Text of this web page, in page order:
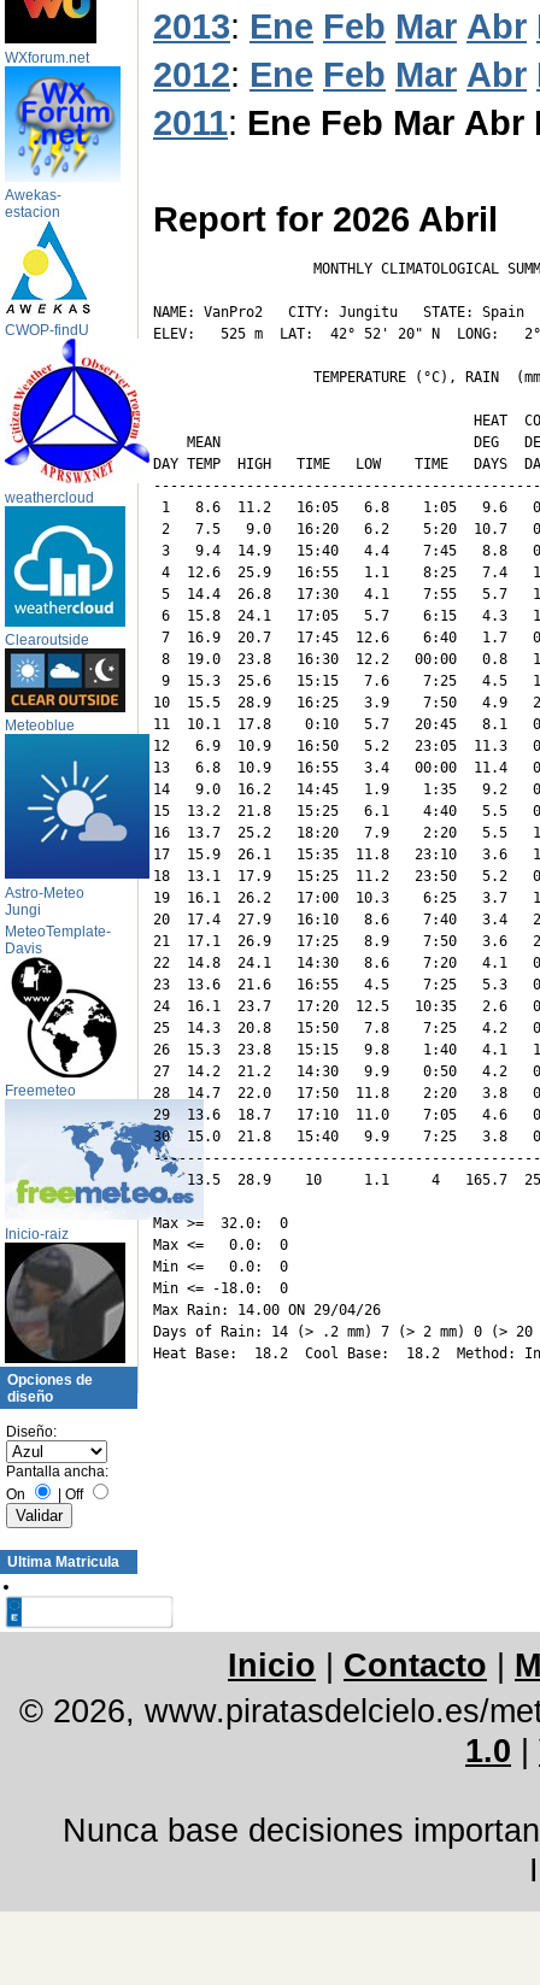
WXforum.net
Awekas-
estacion
CWOP-findU
weathercloud
Clearoutside
Meteoblue
Astro-Meteo
Jungi
MeteoTemplate-
Davis
Freemeteo
Inicio-raiz
Opciones de
diseño
Diseño:
Pantalla ancha:
On
| Off
Ultima Matricula
2013: Ene Feb Mar Abr
2012: Ene Feb Mar Abr
2011: Ene Feb Mar Abr
Report for 2026 Abril
MONTHLY CLIMATOLOGICAL
NAME: VanPro2   CITY: Jungitu   STATE: Spain
ELEV:   525 m  LAT:  42° 52' 20" N  LONG:
TEMPERATURE (°C), RAIN
HEAT
MEAN                              DEG
DAY TEMP  HIGH   TIME   LOW    TIME   DAYS
1   8.6  11.2   16:05   6.8    1:05   9.6
2   7.5   9.0   16:20   6.2    5:20  10.7
3   9.4  14.9   15:40   4.4    7:45   8.8
4  12.6  25.9   16:55   1.1    8:25   7.4
5  14.4  26.8   17:30   4.1    7:55   5.7
6  15.8  24.1   17:05   5.7    6:15   4.3
7  16.9  20.7   17:45  12.6    6:40   1.7
8  19.0  23.8   16:30  12.2   00:00   0.8
9  15.3  25.6   15:15   7.6    7:25   4.5
10  15.5  28.9   16:25   3.9    7:50   4.9
11  10.1  17.8    0:10   5.7   20:45   8.1
12   6.9  10.9   16:50   5.2   23:05  11.3
13   6.8  10.9   16:55   3.4   00:00  11.4
14   9.0  16.2   14:45   1.9    1:35   9.2
15  13.2  21.8   15:25   6.1    4:40   5.5
16  13.7  25.2   18:20   7.9    2:20   5.5
17  15.9  26.1   15:35  11.8   23:10   3.6
18  13.1  17.9   15:25  11.2   23:50   5.2
19  16.1  26.2   17:00  10.3    6:25   3.7
20  17.4  27.9   16:10   8.6    7:40   3.4
21  17.1  26.9   17:25   8.9    7:50   3.6
22  14.8  24.1   14:30   8.6    7:20   4.1
23  13.6  21.6   16:55   4.5    7:25   5.3
24  16.1  23.7   17:20  12.5   10:35   2.6
25  14.3  20.8   15:50   7.8    7:25   4.2
26  15.3  23.8   15:15   9.8    1:40   4.1
27  14.2  21.2   14:30   9.9    0:50   4.2
28  14.7  22.0   17:50  11.8    2:20   3.8
29  13.6  18.7   17:10  11.0    7:05   4.6
30  15.0  21.8   15:40   9.9    7:25   3.8
13.5  28.9    10     1.1     4   165.7
Max >=  32.0:  0
Max <=   0.0:  0
Min <=   0.0:  0
Min <= -18.0:  0
Max Rain: 14.00 ON 29/04/26
Days of Rain: 14 (> .2 mm) 7 (> 2 mm) 0 (> 20
Inicio Contacto
© 2026, www.piratasdelcielo.es/
1.0
Nunca base decisiones